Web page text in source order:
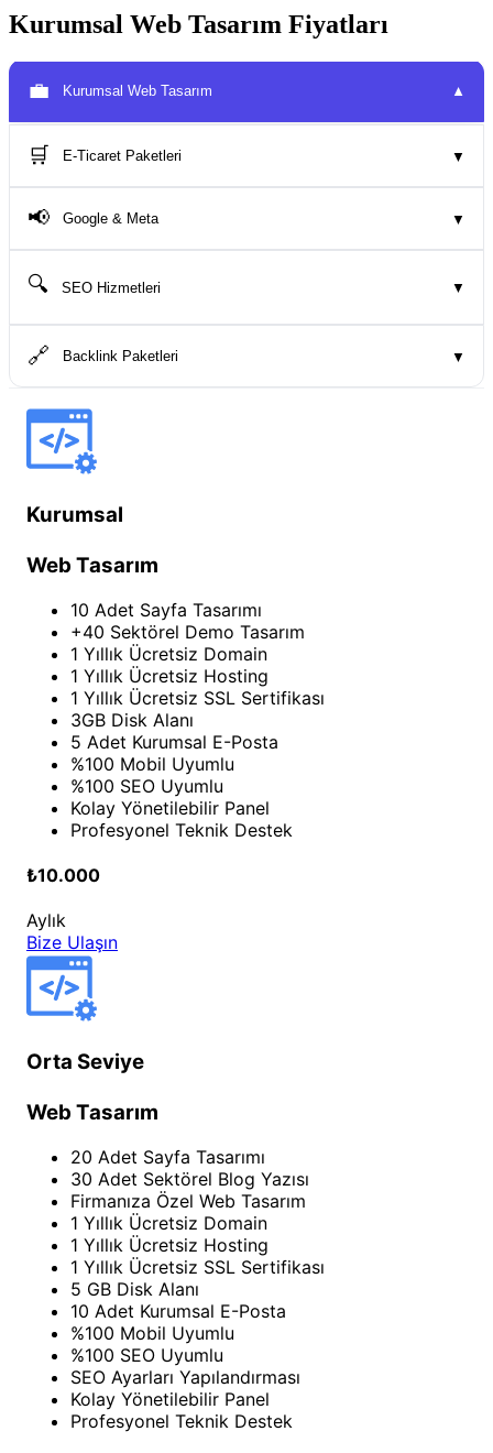
Kurumsal Web Tasarım Fiyatları
💼 Kurumsal Web Tasarım ▼
🛒 E-Ticaret Paketleri ▼
📢 Google & Meta ▼
🔍 SEO Hizmetleri ▼
🔗 Backlink Paketleri ▼
Kurumsal
Web Tasarım
10 Adet Sayfa Tasarımı
+40 Sektörel Demo Tasarım
1 Yıllık Ücretsiz Domain
1 Yıllık Ücretsiz Hosting
1 Yıllık Ücretsiz SSL Sertifikası
3GB Disk Alanı
5 Adet Kurumsal E-Posta
%100 Mobil Uyumlu
%100 SEO Uyumlu
Kolay Yönetilebilir Panel
Profesyonel Teknik Destek
₺10.000
Aylık
Bize Ulaşın
Orta Seviye
Web Tasarım
20 Adet Sayfa Tasarımı
30 Adet Sektörel Blog Yazısı
Firmanıza Özel Web Tasarım
1 Yıllık Ücretsiz Domain
1 Yıllık Ücretsiz Hosting
1 Yıllık Ücretsiz SSL Sertifikası
5 GB Disk Alanı
10 Adet Kurumsal E-Posta
%100 Mobil Uyumlu
%100 SEO Uyumlu
SEO Ayarları Yapılandırması
Kolay Yönetilebilir Panel
Profesyonel Teknik Destek